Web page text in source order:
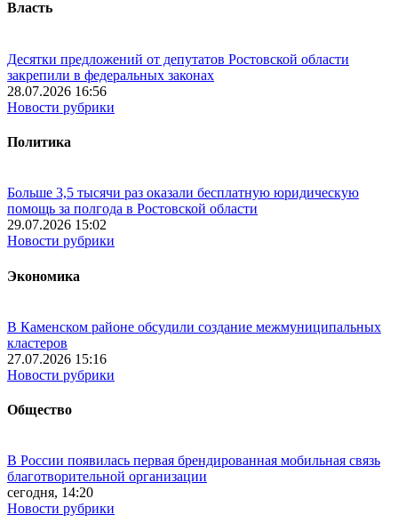
Власть
Десятки предложений от депутатов Ростовской области
закрепили в федеральных законах
28.07.2026 16:56
Новости рубрики
Политика
Больше 3,5 тысячи раз оказали бесплатную юридическую
помощь за полгода в Ростовской области
29.07.2026 15:02
Новости рубрики
Экономика
В Каменском районе обсудили создание межмуниципальных
кластеров
27.07.2026 15:16
Новости рубрики
Общество
В России появилась первая брендированная мобильная связь
благотворительной организации
сегодня, 14:20
Новости рубрики